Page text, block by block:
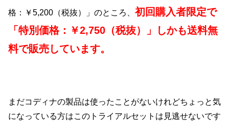
格：￥5,200（税抜）」のところ、 初回購入者限定で
「特別価格：￥2,750（税抜）」しかも送料無
料で販売しています。
まだコディナの製品は使ったことがないけれどちょっと気
になっている方はこのトライアルセットは見逃せないです